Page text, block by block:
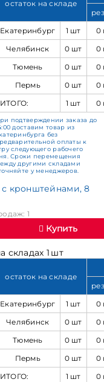
остаток на складе
Екатеринбург
1 шт
0
Челябинск
0 шт
0
Тюмень
0 шт
0
Пермь
0 шт
0
ИТОГО:
1 шт 0
подтверждении заказа до
доставим товар из
без
оплаты к
следующего рабочего
Сроки перемещения
другими складами
у менеджеров.
с кронштейнами, 8
1
Купить
складах 1 шт
остаток на складе
Екатеринбург
1 шт
0
Челябинск
0 шт
0
Тюмень
0 шт
0
Пермь
0 шт
0
ИТОГО:
1 шт 0